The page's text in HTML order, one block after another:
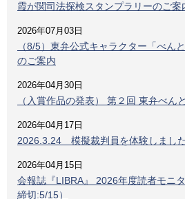
霞が関司法探検スタンプラリーのご案
2026年07月03日
（8/5）東弁公式キャラクター「べん
のご案内
2026年04月30日
（入賞作品の発表） 第２回 東弁べん
2026年04月17日
2026.3.24 模擬裁判員を体験しました
2026年04月15日
会報誌『LIBRA』 2026年度読者モニ
締切:5/15）